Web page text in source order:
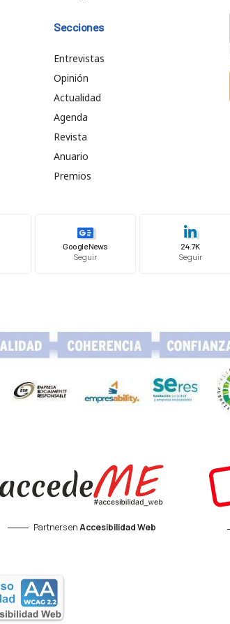
Secciones
Entrevistas
Opinión
Actualidad
Agenda
Revista
Anuario
Premios
Google News
Seguir
24.7K
Seguir
Partners enAccesibilidad Web